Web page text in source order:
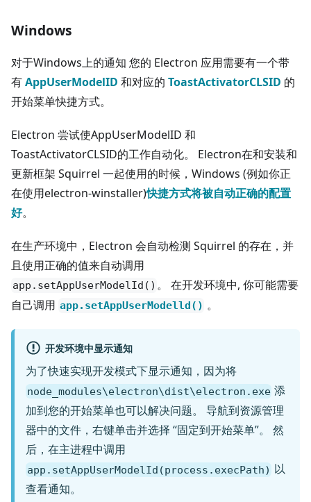
Windows
对于Windows上的通知 您的 Electron 应用需要有一个带
有AppUserModelID 和对应的 ToastActivatorCLSID 的
开始菜单快捷方式。
Electron 尝试使AppUserModelID 和
ToastActivatorCLSID的工作自动化。 Electron在和安装和
更新框架 Squirrel 一起使用的时候，Windows (例如你正
在使用electron-winstaller)快捷方式将被自动正确的配置
好。
在生产环境中，Electron 会自动检测 Squirrel 的存在，并
且使用正确的值来自动调用
app.setAppUserModelId() 。 在开发环境中, 你可能需要
自己调用 app.setAppUserModelld() 。
开发环境中显示通知
为了快速实现开发模式下显示通知，因为将
node_modules\electron\dist\electron.exe 添
加到您的开始菜单也可以解决问题。 导航到资源管理
器中的文件，右键单击并选择 “固定到开始菜单”。 然
后，在主进程中调用
app.setAppUserModelId(process.execPath) 以
查看通知。